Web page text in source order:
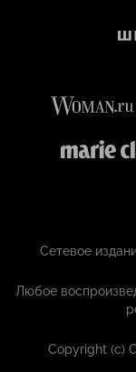
Сетевое
Любое
Copyright (с)